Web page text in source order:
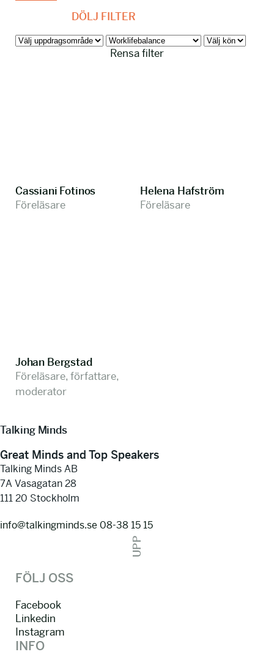
DÖLJ FILTER
Rensa filter
Cassiani Fotinos
Föreläsare
Helena Hafström
Föreläsare
Johan Bergstad
Föreläsare, författare,
moderator
Talking Minds
Great Minds and Top Speakers
Talking Minds AB
7A Vasagatan 28
111 20 Stockholm
info@talkingminds.se 08-38 15 15
UPP
FÖLJ OSS
Facebook
Linkedin
Instagram
INFO